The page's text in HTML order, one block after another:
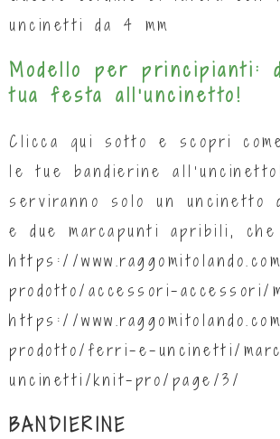
uncinetti da 4 mm
Modello per principianti:
tua festa all’uncinetto!
Clicca qui sotto e scopri
le tue bandierine
serviranno solo un uncinetto
e due marcapunti apribili,
https://
prodotto/accessori-accessori/
https://
prodotto/ferri-e-uncinetti/
uncinetti/knit-pro/page/3/
BANDIERINE